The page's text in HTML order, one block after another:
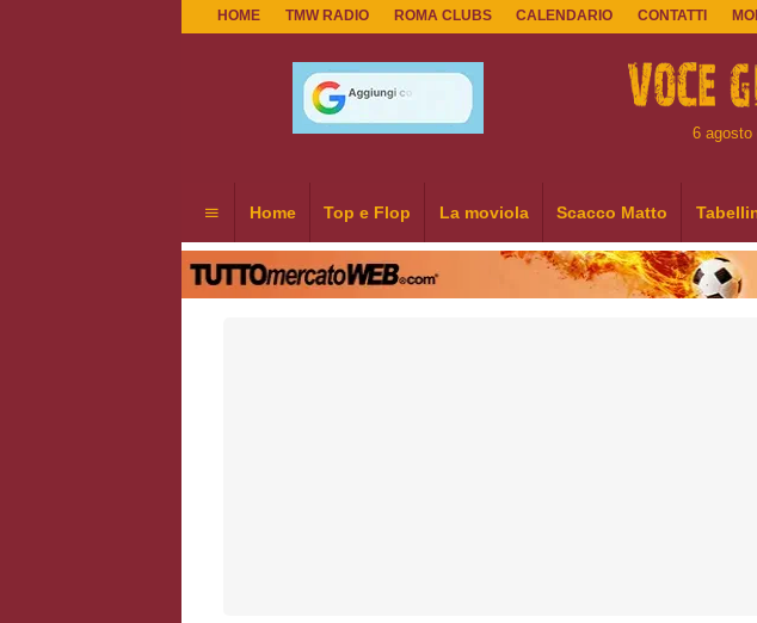
HOME TMW RADIO ROMA CLUBS CALENDARIO CONTATTI
6 agosto
Home Top e Flop La moviola Scacco Matto